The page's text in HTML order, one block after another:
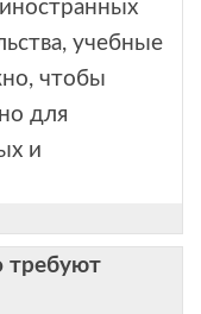
учебные
чтобы
для
и
требуют